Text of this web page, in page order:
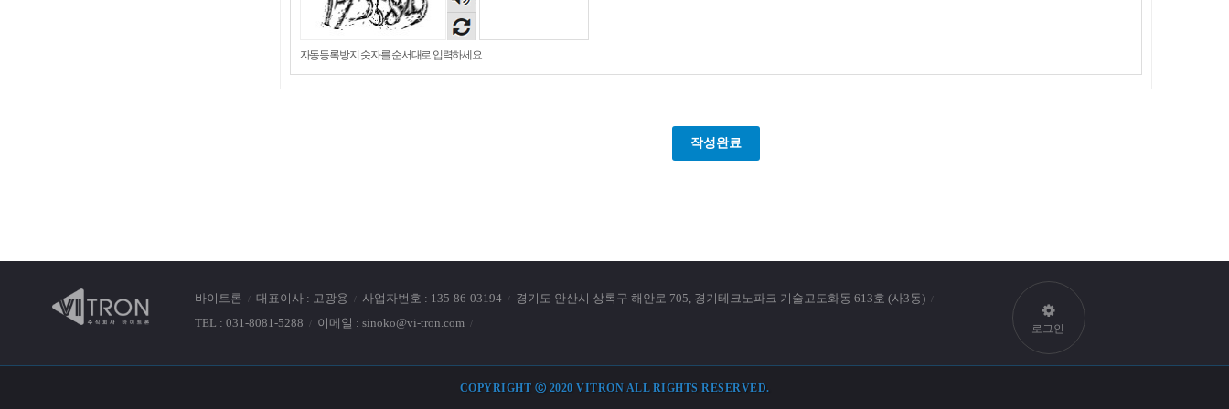
자동등록방지 숫자를 순서대로 입력하세요.
바이트론 대표이사 : 고광용 사업자번호 : 135-86-03194
경기도 안산시 상록구 해안로 705, 경기테크노파크 기술고도화동 613호 (사3동)
TEL : 031-8081-5288
이메일 : sinoko@vi-tron.com 로그인
COPYRIGHT Ⓒ 2020 VITRON ALL RIGHTS RESERVED.